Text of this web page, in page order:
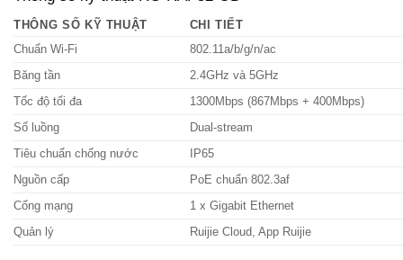
THÔNG SỐ KỸ THUẬT
CHI TIẾT
Chuẩn Wi-Fi
802.11a/b/g/n/ac
Băng tần
2.4GHz và 5GHz
Tốc độ tối đa
1300Mbps (867Mbps + 400Mbps)
Số luồng
Dual-stream
Tiêu chuẩn chống nước
IP65
Nguồn cấp
PoE chuẩn 802.3af
Cổng mạng
1 x Gigabit Ethernet
Quản lý
Ruijie Cloud, App Ruijie